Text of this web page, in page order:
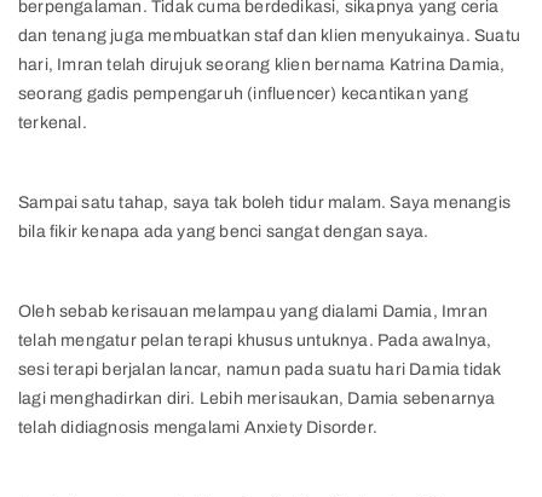
berpengalaman. Tidak cuma berdedikasi, sikapnya yang ceria
dan tenang juga membuatkan staf dan klien menyukainya. Suatu
hari, Imran telah dirujuk seorang klien bernama Katrina Damia,
seorang gadis pempengaruh (influencer) kecantikan yang
terkenal.
Sampai satu tahap, saya tak boleh tidur malam. Saya menangis
bila fikir kenapa ada yang benci sangat dengan saya.
Oleh sebab kerisauan melampau yang dialami Damia, Imran
telah mengatur pelan terapi khusus untuknya. Pada awalnya,
sesi terapi berjalan lancar, namun pada suatu hari Damia tidak
lagi menghadirkan diri. Lebih merisaukan, Damia sebenarnya
telah didiagnosis mengalami Anxiety Disorder.